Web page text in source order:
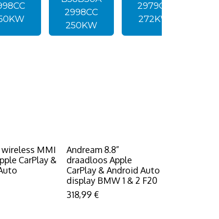
2998CC
250KW
2979CC
272KW
wireless MMI
CarPlay &
Andream 8.8”
draadloos Apple
CarPlay & Android Auto
display BMW 1 & 2 F20
318,99 €